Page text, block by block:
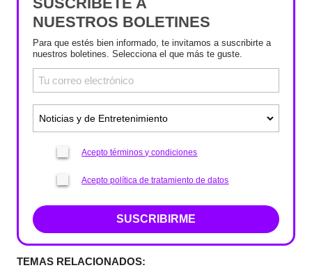
NUESTROS BOLETINES
Para que estés bien informado, te invitamos a suscribirte a
nuestros boletines. Selecciona el que más te guste.
Acepto términos y condiciones
Acepto política de tratamiento de datos
SUSCRIBIRME
TEMAS RELACIONADOS: